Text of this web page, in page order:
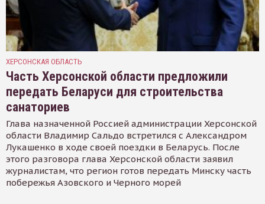
ХЕРСОНСКАЯ ОБЛАСТЬ
Часть Херсонской области предложили
передать Беларуси для строительства
санаториев
Глава назначенной Россией администрации Херсонской
области Владимир Сальдо встретился с Александром
Лукашенко в ходе своей поездки в Беларусь. После
этого разговора глава Херсонской области заявил
журналистам, что регион готов передать Минску часть
побережья Азовского и Черного морей